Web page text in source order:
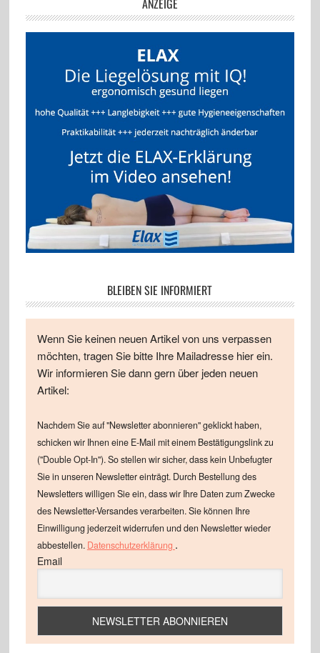
BLEIBEN SIE INFORMIERT
Wenn Sie keinen neuen Artikel von uns verpassen
möchten, tragen Sie bitte Ihre Mailadresse hier ein.
Wir informieren Sie dann gern über jeden neuen
Artikel:
Nachdem Sie auf "Newsletter abonnieren" geklickt haben,
schicken wir Ihnen eine E-Mail mit einem Bestätigungslink zu
("Double Opt-In"). So stellen wir sicher, dass kein Unbefugter
Sie in unseren Newsletter einträgt. Durch Bestellung des
Newsletters willigen Sie ein, dass wir Ihre Daten zum Zwecke
des Newsletter-Versandes verarbeiten. Sie können Ihre
Einwilligung jederzeit widerrufen und den Newsletter wieder
abbestellen. Datenschutzerklärung .
Email